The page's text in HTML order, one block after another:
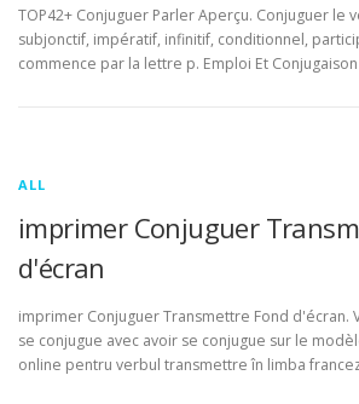
TOP42+ Conjuguer Parler Aperçu. Conjuguer le
subjonctif, impératif, infinitif, conditionnel,
commence par la lettre p. Emploi Et
ALL
imprimer Conjuguer
d'écran
imprimer Conjuguer Transmettre Fond d'écran.
se conjugue avec avoir se conjugue sur le
online pentru verbul transmettre în limba